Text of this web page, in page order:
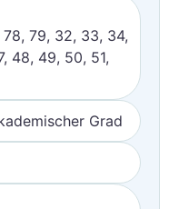
78, 79, 32, 33, 34,
48, 49, 50, 51,
Grad